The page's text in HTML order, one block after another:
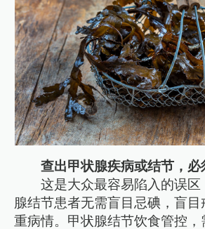
查出甲状腺疾病或结节，必
这是大众最容易陷入的误区
腺结节患者无需盲目忌碘，盲目
重病情。甲状腺结节饮食管控，